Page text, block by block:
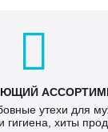
утехи для
гигиена, хиты